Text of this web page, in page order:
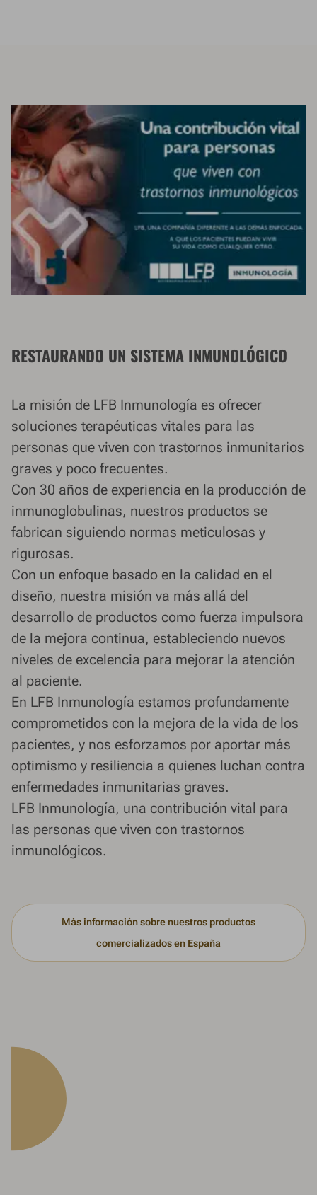
RESTAURANDO UN SISTEMA INMUNOLÓGICO
La misión de LFB Inmunología es ofrecer
soluciones terapéuticas vitales para las
personas que viven con trastornos inmunitarios
graves y poco frecuentes.
Con 30 años de experiencia en la producción de
inmunoglobulinas, nuestros productos se
fabrican siguiendo normas meticulosas y
rigurosas.
Con un enfoque basado en la calidad en el
diseño, nuestra misión va más allá del
desarrollo de productos como fuerza impulsora
de la mejora continua, estableciendo nuevos
niveles de excelencia para mejorar la atención
al paciente.
En LFB Inmunología estamos profundamente
comprometidos con la mejora de la vida de los
pacientes, y nos esforzamos por aportar más
optimismo y resiliencia a quienes luchan contra
enfermedades inmunitarias graves.
LFB Inmunología, una contribución vital para
las personas que viven con trastornos
inmunológicos.
Más información sobre nuestros productos
comercializados en España